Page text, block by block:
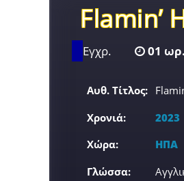
Flamin’
Εγχρ. 01
Αυθ. Τίτλος:
Χρονιά:
2023
Χώρα:
ΗΠΑ
Γλώσσα: